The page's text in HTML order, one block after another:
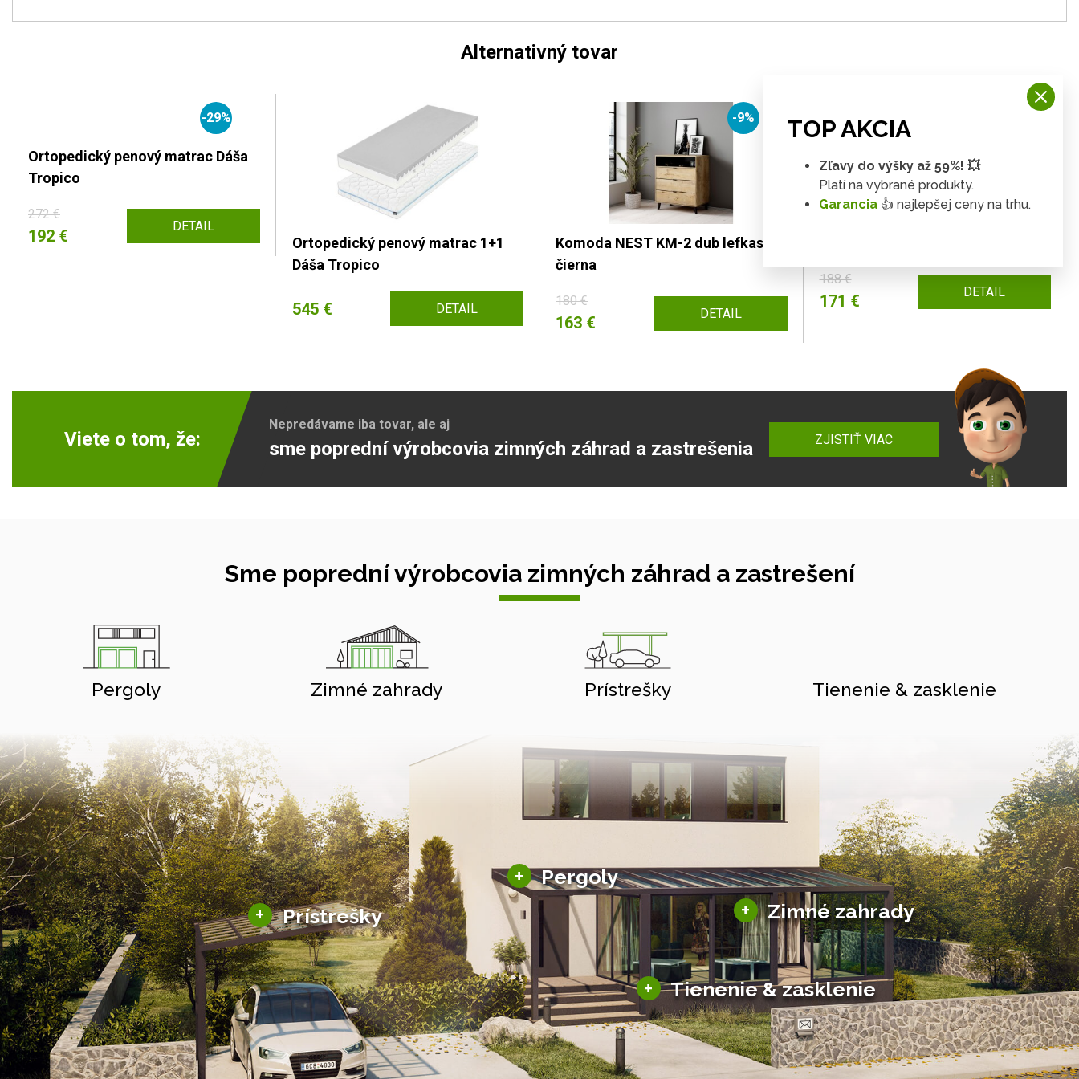
Alternativný tovar
-29%
Ortopedický penový matrac Dáša
Tropico
272 €
192 € DETAIL
Ortopedický penový matrac 1+1
Dáša Tropico
545 € DETAIL
-9%
Komoda NEST KM-2 dub lefkas /
čierna
180 €
163 € DETAIL
188 €
171 € DETAIL
Viete o tom, že:
Nepredávame iba tovar, ale aj
sme poprední výrobcovia zimných záhrad a zastrešenia ZJISTIŤ VIAC
Sme poprední výrobcovia zimných záhrad a zastrešení
Pergoly Zimné zahrady Prístrešky Tienenie & zasklenie
+ Pergoly
Hliníkové pergoly
Bioklimatické pergoly
Altány a zastrešenie
Solárne pergoly
+ Zimné zahrady
Sezónne zimné záhrady
Hliníkové zimné záhrady
Posuvné zimné záhrady
Solárne zimné záhrady
+ Prístrešky
Hliníkové prístrešky
Solárne prístrešky pre auto
+ Tienenie & zasklenie
Tienenie
Zasklenie
TOP AKCIA
Zľavy do výšky až 59%! 💥
Platí na vybrané produkty.
Garancia 👍 najlepšej ceny na trhu.